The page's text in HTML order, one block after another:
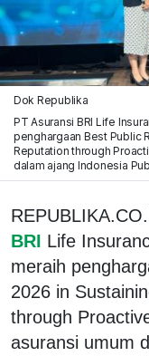
Dok Republika
PT Asuransi BRI Life
penghargaan Best Public
Reputation through
dalam ajang Indonesia
BRI Life
meraih
2026 in
through
asuransi umum